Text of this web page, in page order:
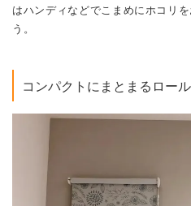
はハンディなどでこまめにホコリ
う。
コンパクトにまとまるロー